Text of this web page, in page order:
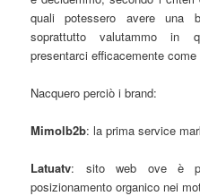
quali potessero avere una
soprattutto valutammo in
presentarci efficacemente
Nacquero perciò i brand:
Mimolb2b: la prima service
Latuatv: sito web ove è
posizionamento organico nei